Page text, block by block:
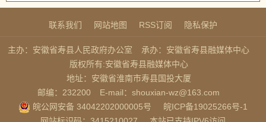
联系我们 网站地图 RSS订阅 隐私保护
主办：安徽省寿县人民政府办公室
承办：安徽省寿县融媒体中心
版权所有:安徽省寿县融媒体中心
地址：安徽省淮南市寿县国投大厦
邮编：232200
E-mail：shouxian-wz@163.com
皖公网安备 34042202000005号
皖ICP备19025266号-1